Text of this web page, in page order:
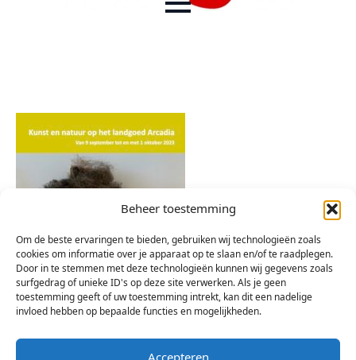
Beheer toestemming
Om de beste ervaringen te bieden, gebruiken wij technologieën zoals
cookies om informatie over je apparaat op te slaan en/of te raadplegen.
Door in te stemmen met deze technologieën kunnen wij gegevens zoals
surfgedrag of unieke ID's op deze site verwerken. Als je geen
toestemming geeft of uw toestemming intrekt, kan dit een nadelige
invloed hebben op bepaalde functies en mogelijkheden.
Accepteren